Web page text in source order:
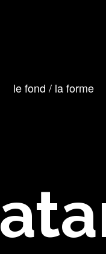
le fond / la forme